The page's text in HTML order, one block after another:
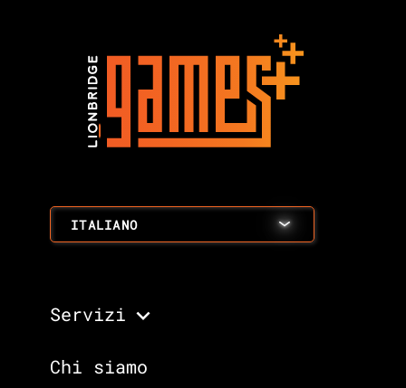
ITALIANO
Servizi
Chi siamo